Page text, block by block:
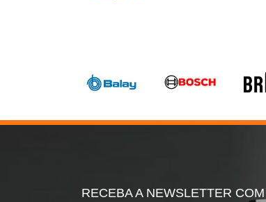
RECEBA A NEWSLETTER